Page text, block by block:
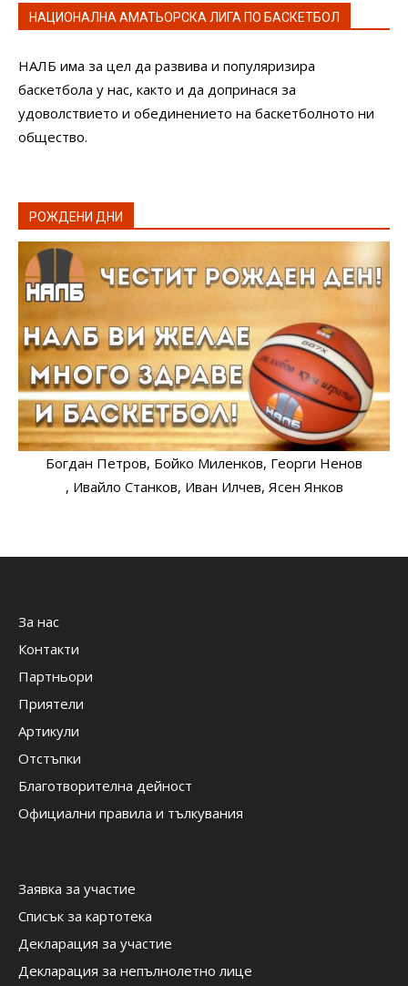
НАЦИОНАЛНА АМАТЬОРСКА ЛИГА ПО БАСКЕТБОЛ
НАЛБ има за цел да развива и популяризира
баскетбола у нас, както и да допринася за
удоволствието и обединението на баскетболното ни
общество.
РОЖДЕНИ ДНИ
Богдан Петров, Бойко Миленков, Георги Ненов
, Ивайло Станков, Иван Илчев, Ясен Янков
За нас
Контакти
Партньори
Приятели
Артикули
Отстъпки
Благотворителна дейност
Официални правила и тълкувания
Заявка за участие
Списък за картотека
Декларация за участие
Декларация за непълнолетно лице